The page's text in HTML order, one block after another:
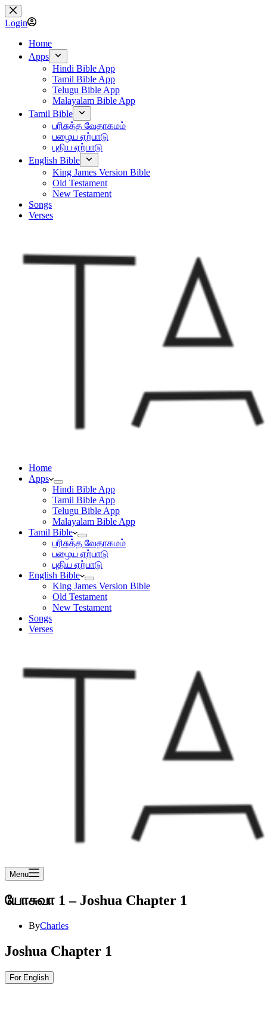
Skip
to
content
Login
Home
Apps
Hindi Bible App
Tamil Bible App
Telugu Bible App
Malayalam Bible App
Tamil Bible
பரிசுத்த வேதாகமம்
பழைய ஏற்பாடு
புதிய ஏற்பாடு
English Bible
King James Version Bible
Old Testament
New Testament
Songs
Verses
Home
Apps
Hindi Bible App
Tamil Bible App
Telugu Bible App
Malayalam Bible App
Tamil Bible
பரிசுத்த வேதாகமம்
பழைய ஏற்பாடு
புதிய ஏற்பாடு
English Bible
King James Version Bible
Old Testament
New Testament
Songs
Verses
Menu
யோசுவா 1 – Joshua Chapter 1
ByCharles
Joshua Chapter 1
For English